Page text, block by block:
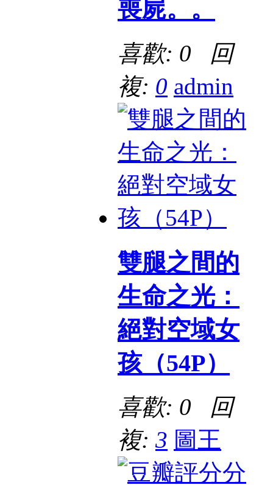
喪屍。。
喜歡: 0 回
複: 0 admin
雙腿之間的
生命之光：
絕對空域女
孩（54P）
喜歡: 0 回
複: 3 圖王